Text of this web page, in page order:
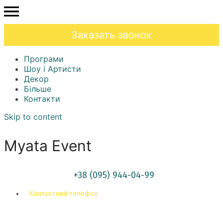
Заказать звонок
Програми
Шоу і Артисти
Декор
Більше
Контакти
Skip to content
Myata Event
+38 (095) 944-04-99
Контактний телефон